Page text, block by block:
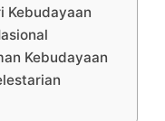
Kebudayaan
Kebudayaan